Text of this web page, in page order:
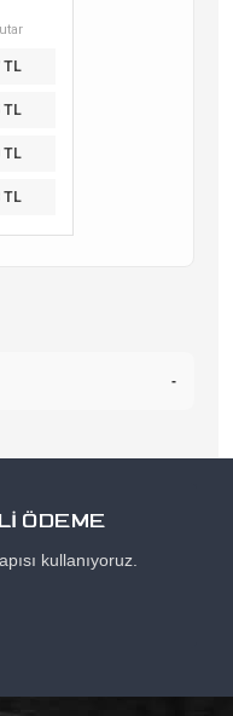
TL
TL
TL
TL
-
ÖDEME
kullanıyoruz.